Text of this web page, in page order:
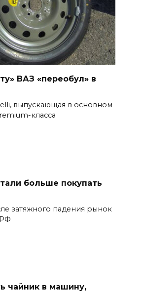
ВАЗ «переобул» в
выпускающая в основном
класса
больше покупать
затяжного падения рынок
чайник в машину,